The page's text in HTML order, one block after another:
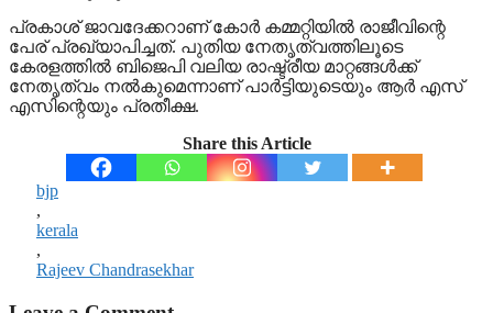
പ്രകാശ് ജാവദേക്കറാണ് കോര്‍ കമ്മറ്റിയില്‍ രാജീവിന്റെ
പേര് പ്രഖ്യാപിച്ചത്. പുതിയ നേതൃത്വത്തിലൂടെ
കേരളത്തില്‍ ബിജെപി വലിയ രാഷ്ട്രീയ മാറ്റങ്ങള്‍ക്ക്
നേതൃത്വം നല്‍കുമെന്നാണ് പാര്‍ട്ടിയുടെയും ആര്‍ എസ്
എസിന്റെയും പ്രതീക്ഷ.
Share this Article
bjp
,
kerala
,
Rajeev Chandrasekhar